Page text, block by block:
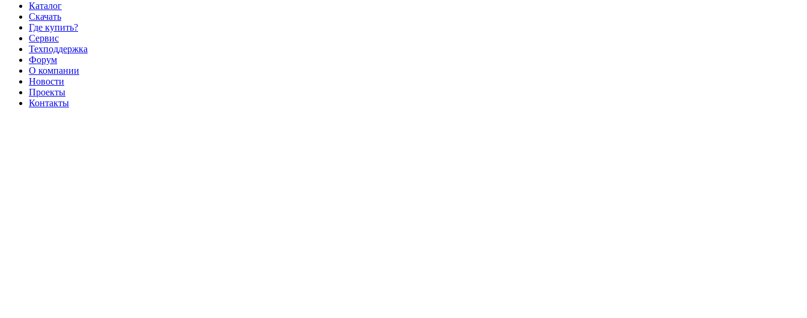
Каталог
Скачать
Где купить?
Сервис
Техподдержка
Форум
О компании
Новости
Проекты
Контакты